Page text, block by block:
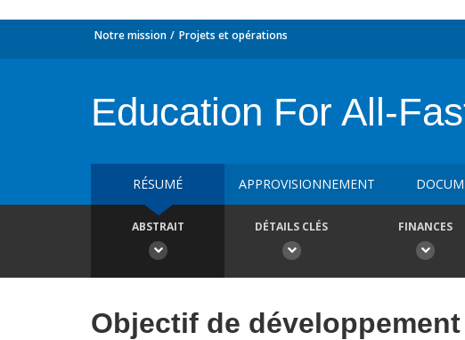
Notre mission Projets et opérations
Education For All-
RÉSUMÉ APPROVISIONNEMENT
ABSTRAIT DÉTAILS CLÉS FINANCES
Objectif de développement